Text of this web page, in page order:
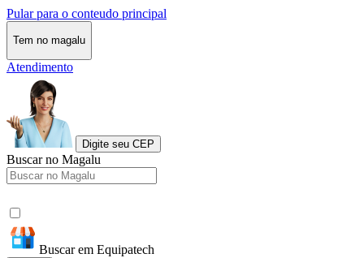
Pular para o conteudo principal
Tem no magalu
Atendimento
Digite seu CEP
Buscar no Magalu
Buscar em Equipatech